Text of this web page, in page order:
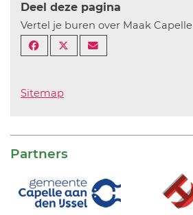
Deel deze pagina
Vertel je buren over Maak Capelle
Sitemap
Partners